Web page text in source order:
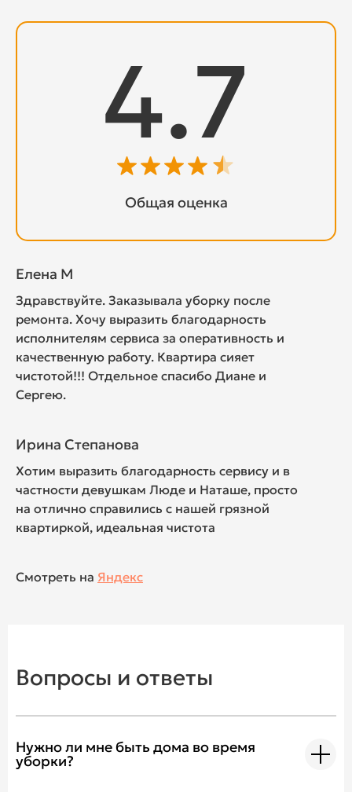
4.7
Общая оценка
Елена М
Здравствуйте. Заказывала уборку после
ремонта. Хочу выразить благодарность
исполнителям сервиса за оперативность и
качественную работу. Квартира сияет
чистотой!!! Отдельное спасибо Диане и
Сергею.
Ирина Степанова
Хотим выразить благодарность сервису и в
частности девушкам Люде и Наташе, просто
на отлично справились с нашей грязной
квартиркой, идеальная чистота
Смотреть на Яндекс
Вопросы и ответы
Нужно ли мне быть дома во время
уборки?